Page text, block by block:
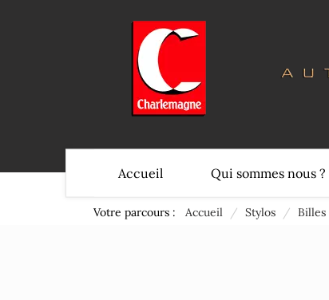
Accueil Qui sommes nous ?
Votre parcours : Accueil / Stylos / Billes